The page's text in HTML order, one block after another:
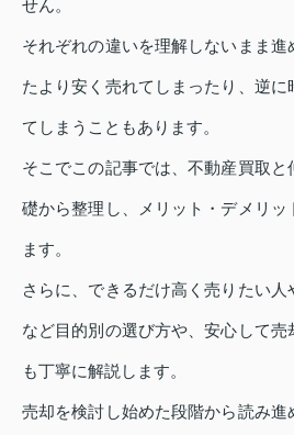
せん。
それぞれの違いを理解しないまま
たより安く売れてしまったり、逆に
てしまうこともあります。
そこでこの記事では、不動産買取
礎から整理し、メリット・デメリッ
ます。
さらに、できるだけ高く売りたい人
など目的別の選び方や、安心して
も丁寧に解説します。
売却を検討し始めた段階から読み進